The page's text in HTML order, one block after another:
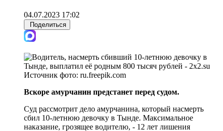
04.07.2023 17:02
Поделиться
Источник фото: ru.freepik.com
Вскоре амурчанин предстанет перед судом.
Суд рассмотрит дело амурчанина, который насмерть
сбил 10-летнюю девочку в Тынде. Максимальное
наказание, грозящее водителю, - 12 лет лишения